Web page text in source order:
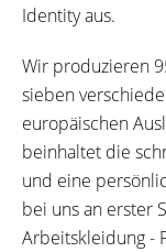
Identity aus.
Wir produzieren
sieben
europäischen
beinhaltet die
und eine
bei uns an erster
Arbeitskleidung -